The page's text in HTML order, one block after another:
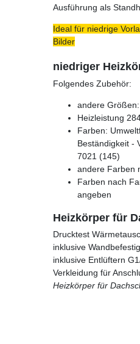
Ausführung als
Ideal für niedrige
Bilder
niedriger
Folgendes Zubehör:
andere
Heizleistung
Farben:
Beständigkeit -
7021 (145)
andere Farben
Farben nach
angeben
Heizkörper für
Drucktest
inklusive
inklusive Entlüftern
Verkleidung für
Heizkörper für